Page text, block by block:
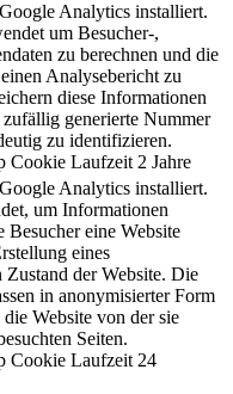
Analytics installiert.
um Besucher-,
zu berechnen und die
Analysebericht zu
diese Informationen
generierte Nummer
zu identifizieren.
Cookie Laufzeit 2 Jahre
Analytics installiert.
um Informationen
Besucher eine Website
eines
Zustand der Website. Die
in anonymisierter Form
Website von der sie
Seiten.
Cookie Laufzeit 24